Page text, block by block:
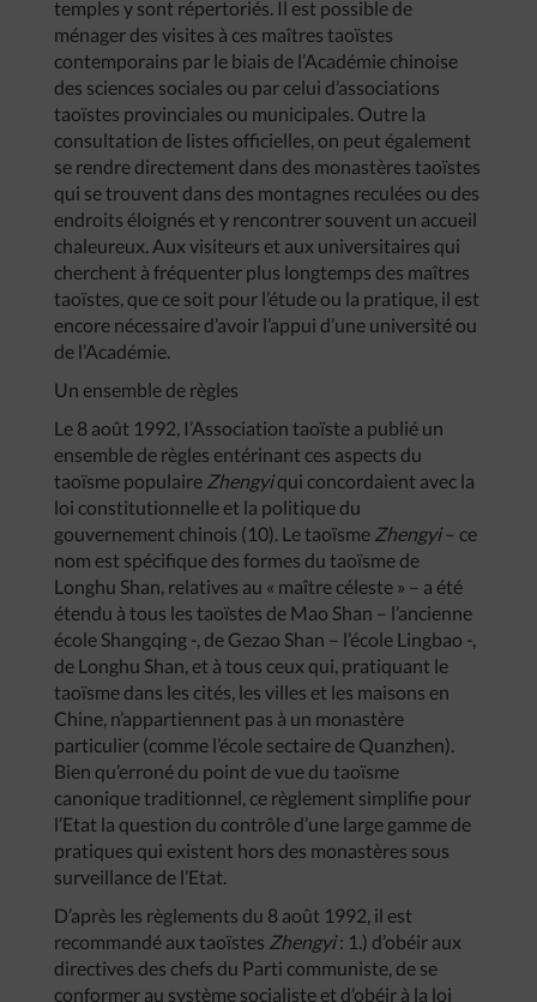
temples y sont répertoriés. Il est possible de
ménager des visites à ces maîtres taoïstes
contemporains par le biais de l’Académie chinoise
des sciences sociales ou par celui d’associations
taoïstes provinciales ou municipales. Outre la
consultation de listes officielles, on peut également
se rendre directement dans des monastères taoïstes
qui se trouvent dans des montagnes reculées ou des
endroits éloignés et y rencontrer souvent un accueil
chaleureux. Aux visiteurs et aux universitaires qui
cherchent à fréquenter plus longtemps des maîtres
taoïstes, que ce soit pour l’étude ou la pratique, il est
encore nécessaire d’avoir l’appui d’une université ou
de l’Académie.
Un ensemble de règles
Le 8 août 1992, I’Association taoïste a publié un
ensemble de règles entérinant ces aspects du
taoïsme populaire Zhengyiqui concordaient avec la
loi constitutionnelle et la politique du
gouvernement chinois (10). Le taoïsme Zhengyi– ce
nom est spécifique des formes du taoïsme de
Longhu Shan, relatives au « maître céleste » – a été
étendu à tous les taoïstes de Mao Shan – l’ancienne
école Shangqing -, de Gezao Shan – l’école Lingbao -,
de Longhu Shan, et à tous ceux qui, pratiquant le
taoïsme dans les cités, les villes et les maisons en
Chine, n’appartiennent pas à un monastère
particulier (comme l’école sectaire de Quanzhen).
Bien qu’erroné du point de vue du taoïsme
canonique traditionnel, ce règlement simplifie pour
l’Etat la question du contrôle d’une large gamme de
pratiques qui existent hors des monastères sous
surveillance de l’Etat.
D’après les règlements du 8 août 1992, il est
recommandé aux taoïstes Zhengyi: 1.) d’obéir aux
directives des chefs du Parti communiste, de se
conformer au système socialiste et d’obéir à la loi